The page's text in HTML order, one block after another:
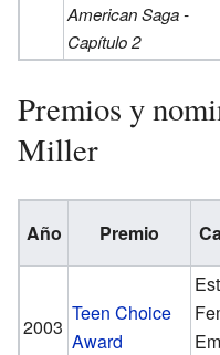
American Saga -
Capítulo 2
Premios y
Miller
Año Premio
2003
Teen Choice
Award